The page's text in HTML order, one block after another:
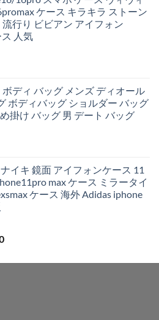
ケース キラキラ ストーン
行り ビビアン アイフォン
人気
ボディ バッグ メンズ ディオール
ボディバッグ ショルダー バッグ
掛け バッグ 男 デート バッグ
イキ 鏡面 アイフォンケース 11
max ケース ミラータイ
ケース 海外 Adidas iphone
現
の